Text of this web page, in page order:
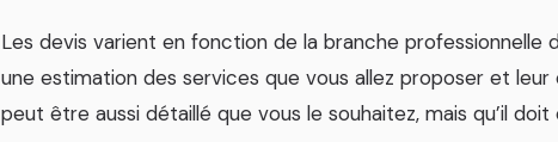
Les devis varient en fonction de la branche
une estimation des services que vous allez proposer et
peut être aussi détaillé que vous le souhaitez, mais qu’il